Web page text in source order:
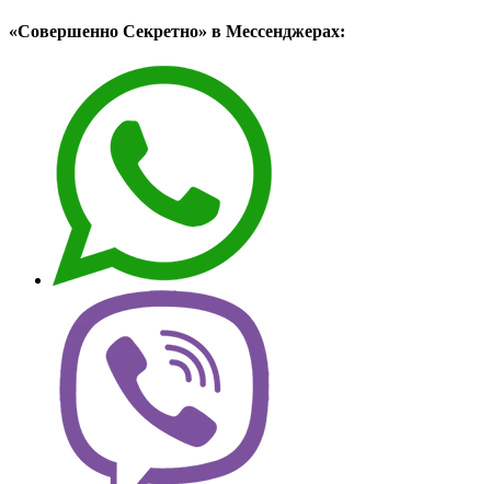
«Совершенно Секретно» в Мессенджерах: